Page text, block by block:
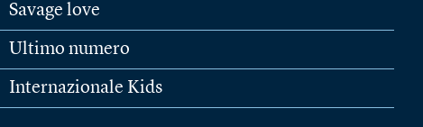
Savage love
Ultimo numero
Internazionale Kids